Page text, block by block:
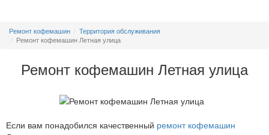
Ремонт кофемашин
Территория обслуживания
Ремонт кофемашин Летная улица
Ремонт кофемашин Летная улица
Если вам понадобился качественный ремонт кофемашин